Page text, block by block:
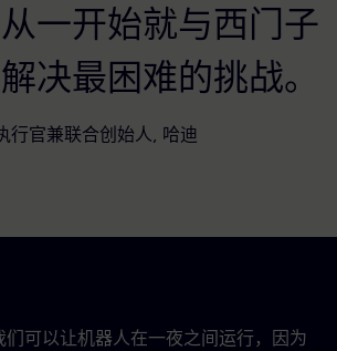
一开始就与西门子
决最困难的挑战。
行官兼联合创始人, 哈迪
们可以让机器人在一夜之间运行，因为